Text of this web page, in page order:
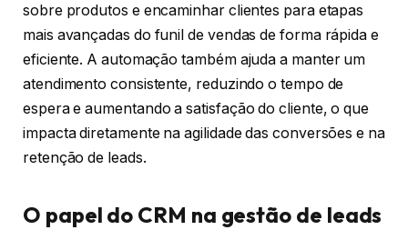
sobre produtos e encaminhar clientes para etapas
mais avançadas do funil de vendas de forma rápida e
eficiente. A automação também ajuda a manter um
atendimento consistente, reduzindo o tempo de
espera e aumentando a satisfação do cliente, o que
impacta diretamente na agilidade das conversões e na
retenção de leads.
O papel do CRM na gestão de leads